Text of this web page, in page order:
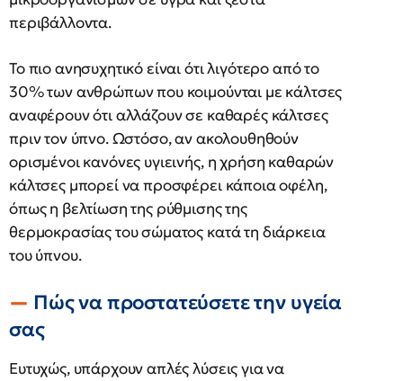
περιβάλλοντα.
Το πιο ανησυχητικό είναι ότι λιγότερο από το
30% των ανθρώπων που κοιμούνται με κάλτσες
αναφέρουν ότι αλλάζουν σε καθαρές κάλτσες
πριν τον ύπνο. Ωστόσο, αν ακολουθηθούν
ορισμένοι κανόνες υγιεινής, η χρήση καθαρών
κάλτσες μπορεί να προσφέρει κάποια οφέλη,
όπως η βελτίωση της ρύθμισης της
θερμοκρασίας του σώματος κατά τη διάρκεια
του ύπνου.
Πώς να προστατεύσετε την υγεία
σας
Ευτυχώς, υπάρχουν απλές λύσεις για να